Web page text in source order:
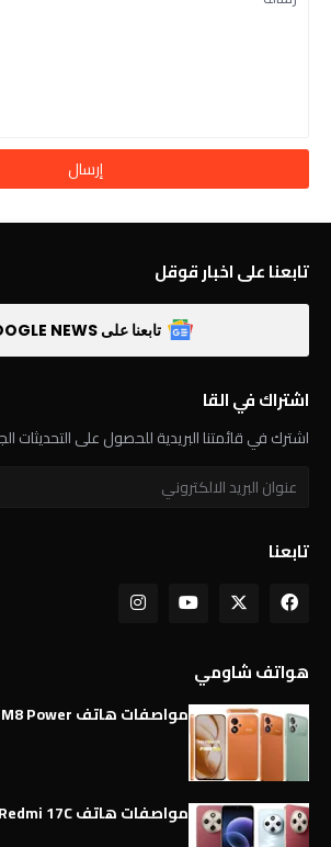
تابعنا على اخبار قوقل
تابعنا على GOOGLE NEWS
اشتراك في القا
اشترك في قائمتنا البريدية للحصول على التحديثات
تابعنا
هواتف شاومي
مواصفات هاتف Xiaomi Poco M8 Power كاملة
مواصفات هاتف Xiaomi Redmi 17C كاملة